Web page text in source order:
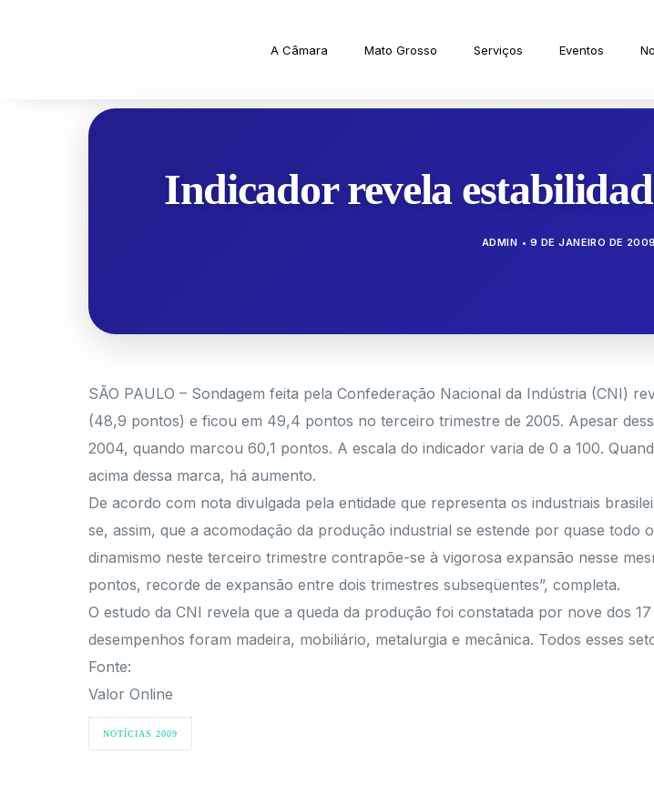
A Câmara Mato Grosso Serviços Eventos
Indicador revela
ADMIN 9 DE JANEIRO DE 2009
SÃO PAULO – Sondagem feita pela Confederação Nacional da Indústria (CNI)
(48,9 pontos) e ficou em 49,4 pontos no terceiro trimestre de 2005. Apesar
2004, quando marcou 60,1 pontos. A escala do indicador varia de 0 a 100.
acima dessa marca, há aumento.
De acordo com nota divulgada pela entidade que representa os industriais
se, assim, que a acomodação da produção industrial se estende por quase todo
dinamismo neste terceiro trimestre contrapõe-se à vigorosa expansão nesse
pontos, recorde de expansão entre dois trimestres subseqüentes”, completa.
O estudo da CNI revela que a queda da produção foi constatada por nove dos
desempenhos foram madeira, mobiliário, metalurgia e mecânica. Todos esses
Fonte:
Valor Online
NOTÍCIAS 2009